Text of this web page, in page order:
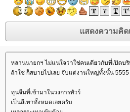
หลานนายกฯ ไม่แน่ใจว่าใช่คนเดียวกับที่เปิดบ
ถ้าใช่ ก็สบายไปเลย จับแต่งานใหญ่ทั้งนั้น 5555
ทุนจีนที่เข้ามาในวงการทัวร์
เป็นสีเทาทั้งหมดเลยครับ